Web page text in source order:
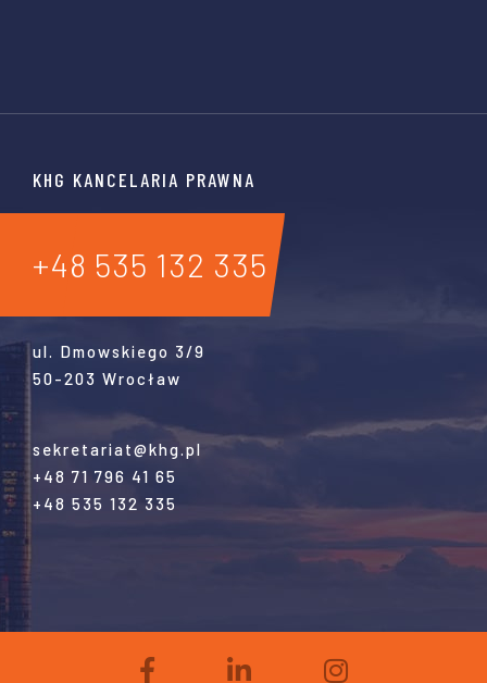
KHG KANCELARIA PRAWNA
+48 535 132 335
ul. Dmowskiego 3/9
50-203 Wrocław
sekretariat@khg.pl
+48 71 796 41 65
+48 535 132 335